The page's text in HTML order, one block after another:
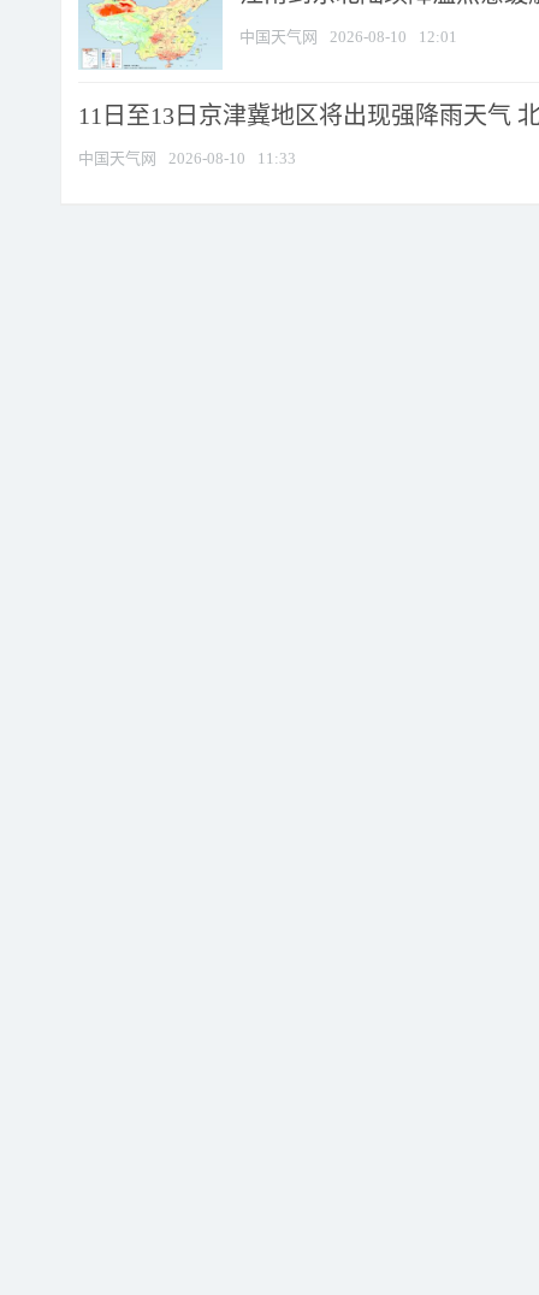
中国天气网 2026-08-10 12:01
11日至13日京津冀地区将出现强降雨天气
中国天气网 2026-08-10 11:33